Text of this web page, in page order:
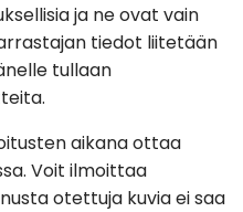
ja ne ovat vain
tiedot liitetään
tullaan
aikana ottaa
Voit ilmoittaa
otettuja kuvia ei saa